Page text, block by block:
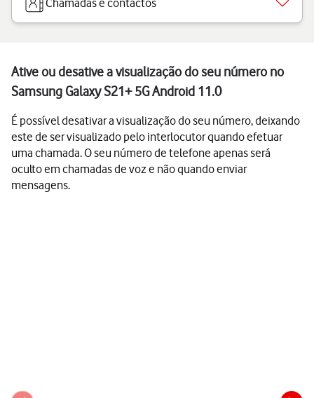
Chamadas e contactos
Ative ou desative a visualização do seu número no
Samsung Galaxy S21+ 5G Android 11.0
É possível desativar a visualização do seu número, deixando
este de ser visualizado pelo interlocutor quando efetuar
uma chamada. O seu número de telefone apenas será
oculto em chamadas de voz e não quando enviar
mensagens.